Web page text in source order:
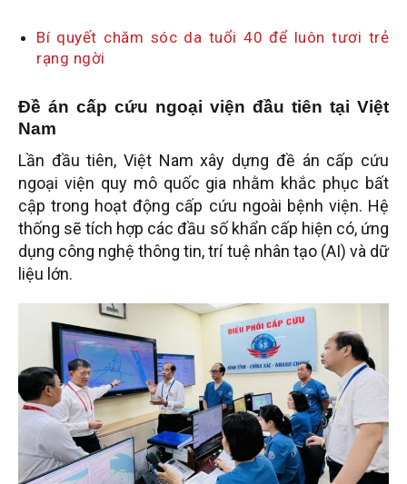
Bí quyết chăm sóc da tuổi 40 để luôn tươi trẻ
rạng ngời
Đề án cấp cứu ngoại viện đầu tiên tại Việt
Nam
Lần đầu tiên, Việt Nam xây dựng đề án cấp cứu
ngoại viện quy mô quốc gia nhằm khắc phục bất
cập trong hoạt động cấp cứu ngoài bệnh viện. Hệ
thống sẽ tích hợp các đầu số khẩn cấp hiện có, ứng
dụng công nghệ thông tin, trí tuệ nhân tạo (AI) và dữ
liệu lớn.